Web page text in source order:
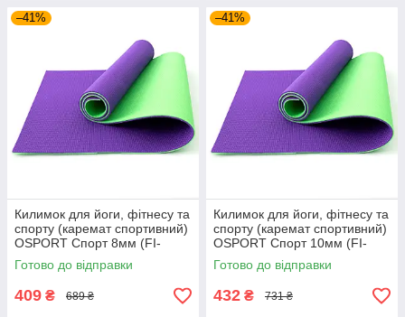
–41%
Килимок для йоги, фітнесу та
спорту (каремат спортивний)
OSPORT Спорт 8мм (FI-
0083) Салатово-фіолетовий
Готово до відправки
409 ₴ 689 ₴
–41%
Килимок для йоги, фітнесу та
спорту (каремат спортивний)
OSPORT Спорт 10мм (FI-
0083-1) Салатово-
фіолетовий
Готово до відправки
432 ₴ 731 ₴